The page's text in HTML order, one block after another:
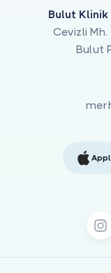
Bulut Klinik
Cevizli
Bulut